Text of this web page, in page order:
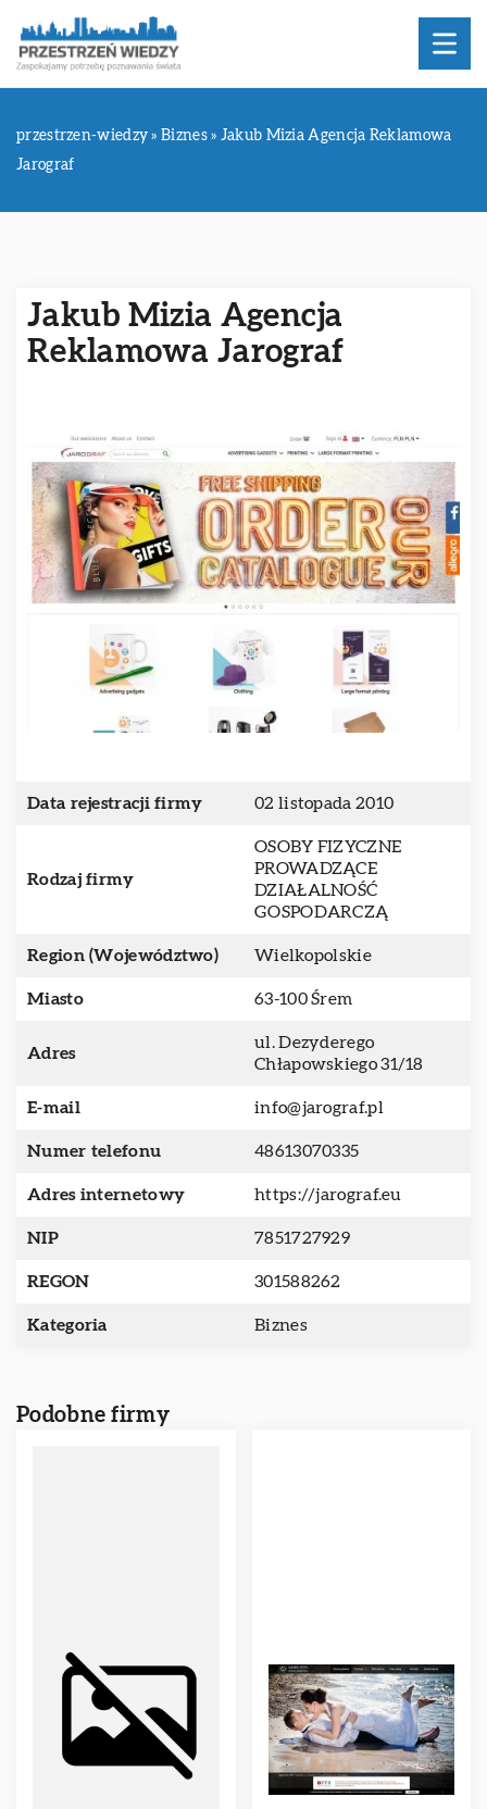
przestrzen-wiedzy »Biznes» Jakub Mizia Agencja Reklamowa
Jarograf
Jakub Mizia Agencja
Reklamowa Jarograf
Data rejestracji firmy 02 listopada 2010
Rodzaj firmy
OSOBY FIZYCZNE
PROWADZĄCE
DZIAŁALNOŚĆ
GOSPODARCZĄ
Region (Województwo) Wielkopolskie
Miasto 63-100 Śrem
Adres
ul. Dezyderego
Chłapowskiego 31/18
E-mail info@jarograf.pl
Numer telefonu 48613070335
Adres internetowy https://jarograf.eu
NIP 7851727929
REGON 301588262
Kategoria Biznes
Podobne firmy